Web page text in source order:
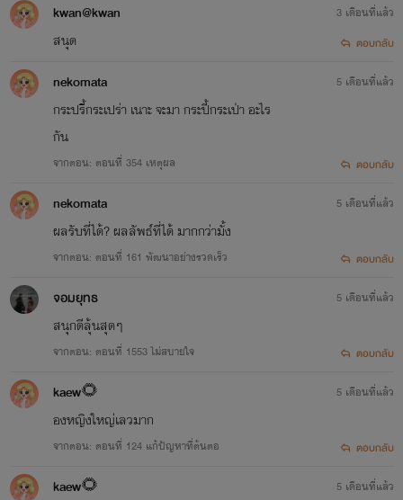
kwan@kwan
สนุด
3 เดือนที่แล้ว
ตอบกลับ
nekomata
กระปรี้กระเปร่า เนาะ จะมา กระปี้กระเป่า อะไร
กัน
จากตอน: ตอนที่ 354 เหตุผล
5 เดือนที่แล้ว
ตอบกลับ
nekomata
ผลรับที่ได้? ผลลัพธ์ที่ได้ มากกว่ามั้ง
จากตอน: ตอนที่ 161 พัฒนาอย่างรวดเร็ว
5 เดือนที่แล้ว
ตอบกลับ
จอมยุทธ
สนุกดีลุ้นสุดๆ
จากตอน: ตอนที่ 1553 ไม่สบายใจ
5 เดือนที่แล้ว
ตอบกลับ
kaew🌻
องหญิงใหญ่เลวมาก
จากตอน: ตอนที่ 124 แก้ปัญหาที่ต้นตอ
5 เดือนที่แล้ว
ตอบกลับ
kaew🌻 5 เดือนที่แล้ว